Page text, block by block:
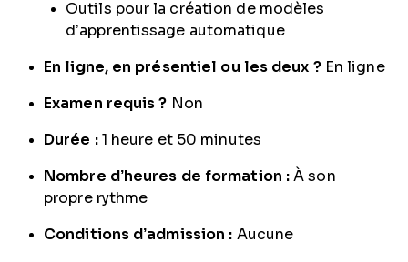
Outils pour la création de modèles
d’apprentissage automatique
En ligne, en présentiel ou les deux ?En ligne
Examen requis ? Non
Durée :1 heure et 50 minutes
Nombre d’heures de formation : À son
propre rythme
Conditions d’admission : Aucune